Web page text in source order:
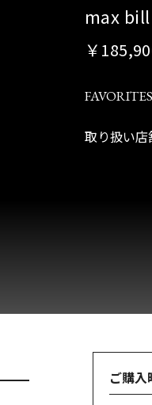
max
￥
FAVORITES
取り扱い店
ご購入